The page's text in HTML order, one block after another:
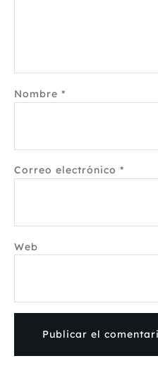
Nombre *
Correo electrónico *
Web